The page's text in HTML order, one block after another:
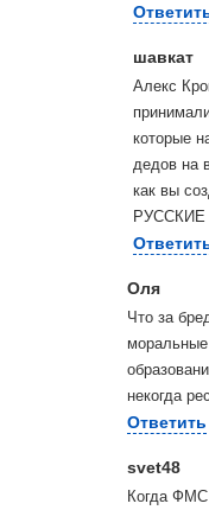
шавкат
Алекс
которые
дедов на
как вы
Оля
Что за
некогда
Ответить
svet48
Когда ФМС